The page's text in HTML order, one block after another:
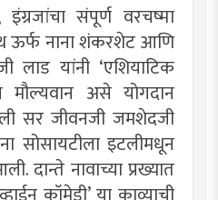
संपूर्ण वरचष्मा
ऊर्फ नाना शंकरशेट आणि
लाड यांनी ‘एशियाटिक
मौल्यवान असे योगदान
सर जीवनजी जमशेदजी
सोसायटीला इटलीमधून
दान्ते नावाच्या प्रख्यात